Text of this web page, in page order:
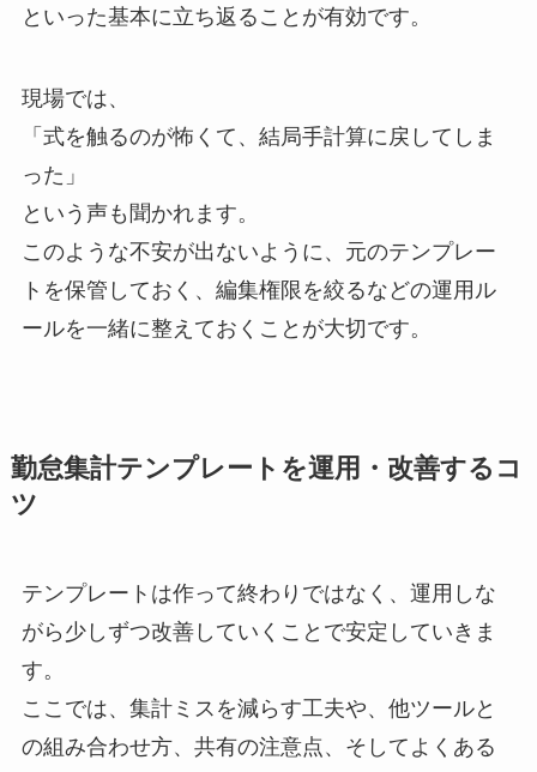
といった基本に立ち返ることが有効です。
現場では、
「式を触るのが怖くて、結局手計算に戻してしま
った」
という声も聞かれます。
このような不安が出ないように、元のテンプレー
トを保管しておく、編集権限を絞るなどの運用ル
ールを一緒に整えておくことが大切です。
勤怠集計テンプレートを運用・改善するコ
ツ
テンプレートは作って終わりではなく、運用しな
がら少しずつ改善していくことで安定していきま
す。
ここでは、集計ミスを減らす工夫や、他ツールと
の組み合わせ方、共有の注意点、そしてよくある